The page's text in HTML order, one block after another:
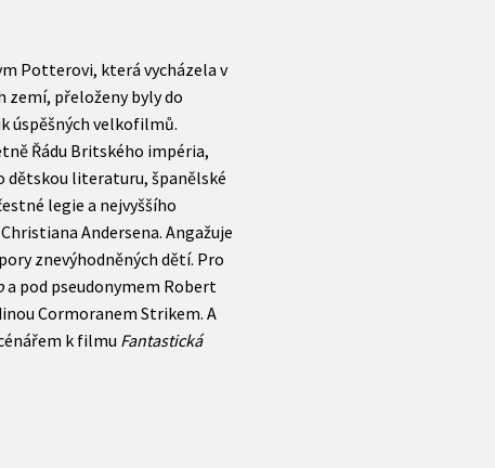
Potterovi, která vycházela v
zemí, přeloženy byly do
úspěšných velkofilmů.
Řádu Britského impéria,
dětskou literaturu, španělské
legie a nejvyššího
Andersena. Angažuje
znevýhodněných dětí. Pro
a pod pseudonymem Robert
Cormoranem Strikem. A
k filmu Fantastická